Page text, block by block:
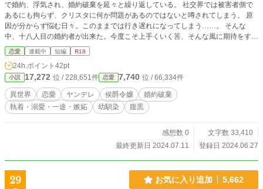
で婚約、浮気され、婚約破棄を延々と繰り返している。 社交界では被害者側で
あるにも拘らず、クリスタに何か問題があるのではないと噂されてしまう。 原
因が分からず悩む日々。このままでは行き遅れになってしまう……。 そんな
中、十八人目の婚約者が出来た。今度こそ上手くいく筈、そんな風に期待をす
る。 だがそんな時、元婚約者である侯爵令息のブラッドが屋敷を訪ねて来て
「君の婚約者、浮気しているよ」 と親切に教えてくれた。 ＊マークは性描写が
ありますのでご注意下さい。
恋愛 連載中 短編 R18
24h.ポイント 42pt
小説 17,272 位 / 228,651件 恋愛 7,740 位 / 66,334件
異世界 恋愛 ヤンデレ 侯爵令嬢
婚約破棄
執着・溺愛・一途・嫉妬
幼馴染 腹黒
感想数 0
文字数 33,410
最終更新日 2024.07.11
登録日 2024.06.27
29 お気に入り追加 5,662